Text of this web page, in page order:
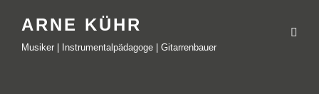
ARNE KÜHR
Musiker | Instrumentalpädagoge | Gitarrenbauer